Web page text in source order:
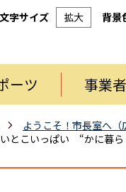
文字サイズ 拡大 背景
ーツ 事業
ようこそ！市長室へ（
とこいっぱい “かに暮ら